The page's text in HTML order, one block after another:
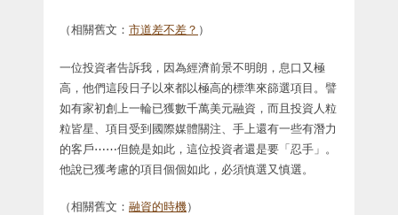
（相關舊文： 市道差不差？ ）
一位投資者告訴我，因為經濟前景不明朗，息口又極
高，他們這段日子以來都以極高的標準來篩選項目。譬
如有家初創上一輪已獲數千萬美元融資，而且投資人粒
粒皆星、項目受到國際媒體關注、手上還有一些有潛力
的客戶⋯⋯但饒是如此，這位投資者還是要「忍手」。
他說已獲考慮的項目個個如此，必須慎選又慎選。
（相關舊文： 融資的時機）